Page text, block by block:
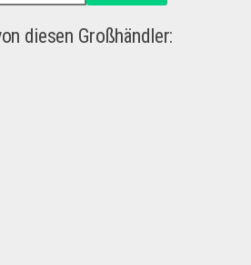
diesen Großhändler: